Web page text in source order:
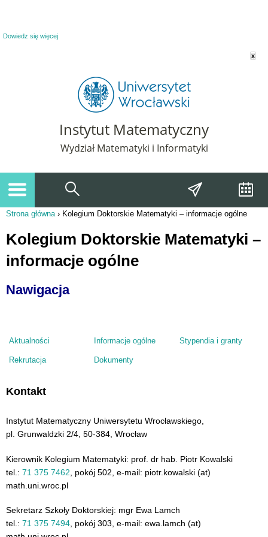
Dowiedz się więcej
x
Instytut Matematyczny
Wydział Matematyki i Informatyki
Strona główna› Kolegium Doktorskie Matematyki – informacje ogólne
Kolegium Doktorskie Matematyki –
informacje ogólne
Nawigacja
Aktualności Informacje ogólne Stypendia i granty
Rekrutacja Dokumenty
Kontakt
Instytut Matematyczny Uniwersytetu Wrocławskiego,
pl. Grunwaldzki 2/4, 50-384, Wrocław
Kierownik Kolegium Matematyki: prof. dr hab. Piotr Kowalski
tel.: 71 375 7462 , pokój 502, e-mail: piotr.kowalski (at)
math.uni.wroc.pl
Sekretarz Szkoły Doktorskiej: mgr Ewa Lamch
tel.: 71 375 7494 , pokój 303, e-mail: ewa.lamch (at)